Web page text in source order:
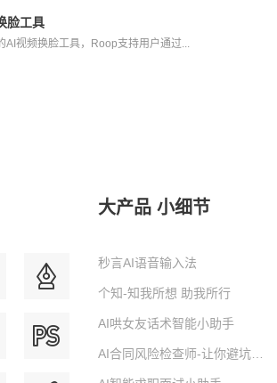
脸工具
AI视频换脸工具，Roop支持用户通过...
大产品 小细节
秒言AI语音输入法
个知-知我所想 助我所行
AI哄女友话术智能小助手